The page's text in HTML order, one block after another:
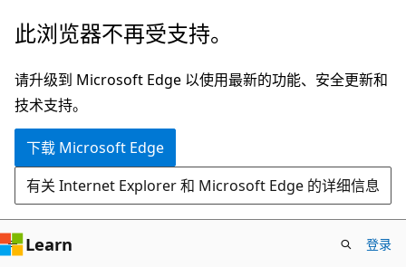
跳
主
要
内
跳
页
内
导
此浏览器不再受支持。
请升级到 Microsoft Edge 以使用最新的功能、安全更新和
技术支持。
下载 Microsoft Edge
有关 Internet Explorer 和 Microsoft Edge 的详细信息
Learn 登录